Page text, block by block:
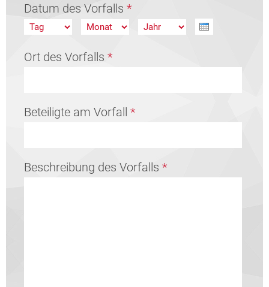
Datum des Vorfalls *
Tag
Monat Jahr
Ort des Vorfalls *
Beteiligte am Vorfall *
Beschreibung des Vorfalls *